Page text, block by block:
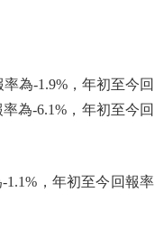
為-1.9%，年初至今回
為-6.1%，年初至今回
，年初至今回報率